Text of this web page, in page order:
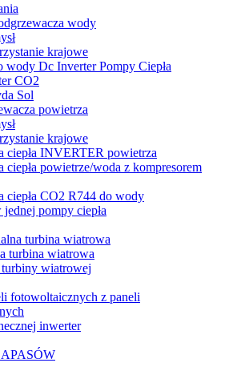
wody
krajowe
wody Dc Inverter Pompy Ciepła
CO2
Sol
powietrza
krajowe
ciepła INVERTER powietrza
ciepła powietrze/woda z kompresorem
ciepła CO2 R744 do wody
pompy ciepła
turbina wiatrowa
turbina wiatrowa
wiatrowej
fotowoltaicznych z paneli
inwerter